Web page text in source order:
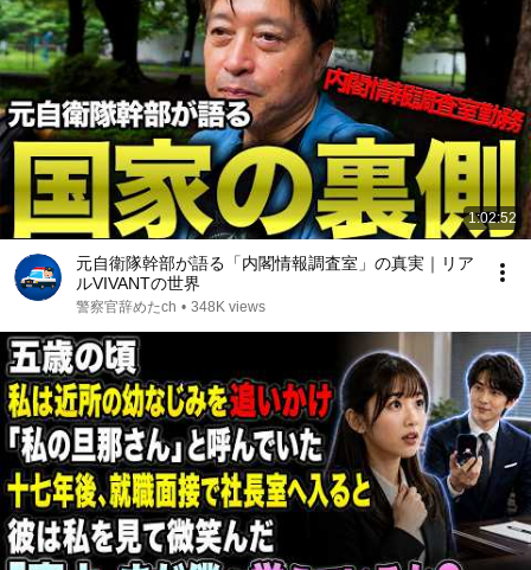
1:02:52
元自衛隊幹部が語る「内閣情報調査室」の真実｜リア
ルVIVANTの世界
警察官辞めたch • 348K views